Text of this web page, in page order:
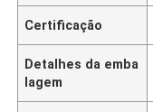
Certificação
Detalhes da emba
lagem